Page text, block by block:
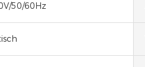
50/60Hz